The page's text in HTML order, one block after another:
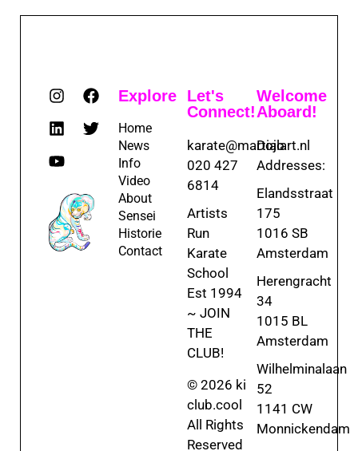
Explore
Home
News
Info
Video
About
Sensei
Historie
Contact
Let's
Connect!
karate@martialart.nl
020 427
6814
Artists
Run
Karate
School
Est 1994
~ JOIN
THE
CLUB!
© 2026 ki
club.cool
All Rights
Reserved
Welcome
Aboard!
Dojo
Addresses:
Elandsstraat
175
1016 SB
Amsterdam
Herengracht
34
1015 BL
Amsterdam
Wilhelminalaan
52
1141 CW
Monnickendam